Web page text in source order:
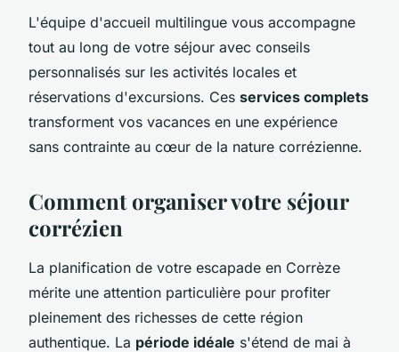
L'équipe d'accueil multilingue vous accompagne
tout au long de votre séjour avec conseils
personnalisés sur les activités locales et
réservations d'excursions. Ces services complets
transforment vos vacances en une expérience
sans contrainte au cœur de la nature corrézienne.
Comment organiser votre séjour
corrézien
La planification de votre escapade en Corrèze
mérite une attention particulière pour profiter
pleinement des richesses de cette région
authentique. La période idéale s'étend de mai à